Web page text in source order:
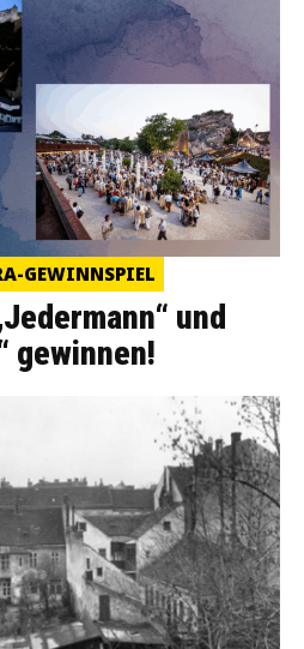
GEWINNSPIEL
und
gewinnen!